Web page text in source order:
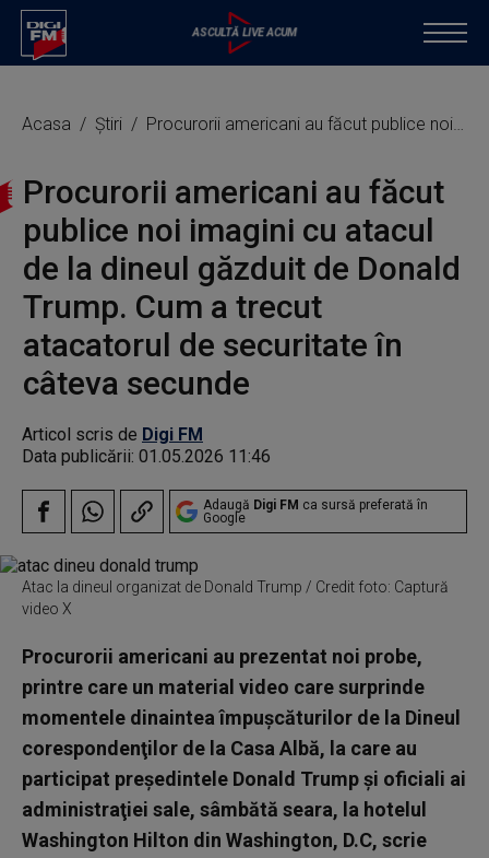
Acasa Știri Procurorii americani au făcut publice noi imagini cu atacul de la dineul găzduit de Donald Trump. Cum a trecut atacatorul de securitate în câteva secunde
Procurorii americani au făcut
publice noi imagini cu atacul
de la dineul găzduit de Donald
Trump. Cum a trecut
atacatorul de securitate în
câteva secunde
Articol scris de Digi FM
Data publicării: 01.05.2026 11:46
Adaugă Digi FM ca sursă preferată în
Google
Atac la dineul organizat de Donald Trump / Credit foto: Captură
video X
Procurorii americani au prezentat noi probe,
printre care un material video care surprinde
momentele dinaintea împuşcăturilor de la Dineul
corespondenţilor de la Casa Albă, la care au
participat preşedintele Donald Trump şi oficiali ai
administraţiei sale, sâmbătă seara, la hotelul
Washington Hilton din Washington, D.C, scrie